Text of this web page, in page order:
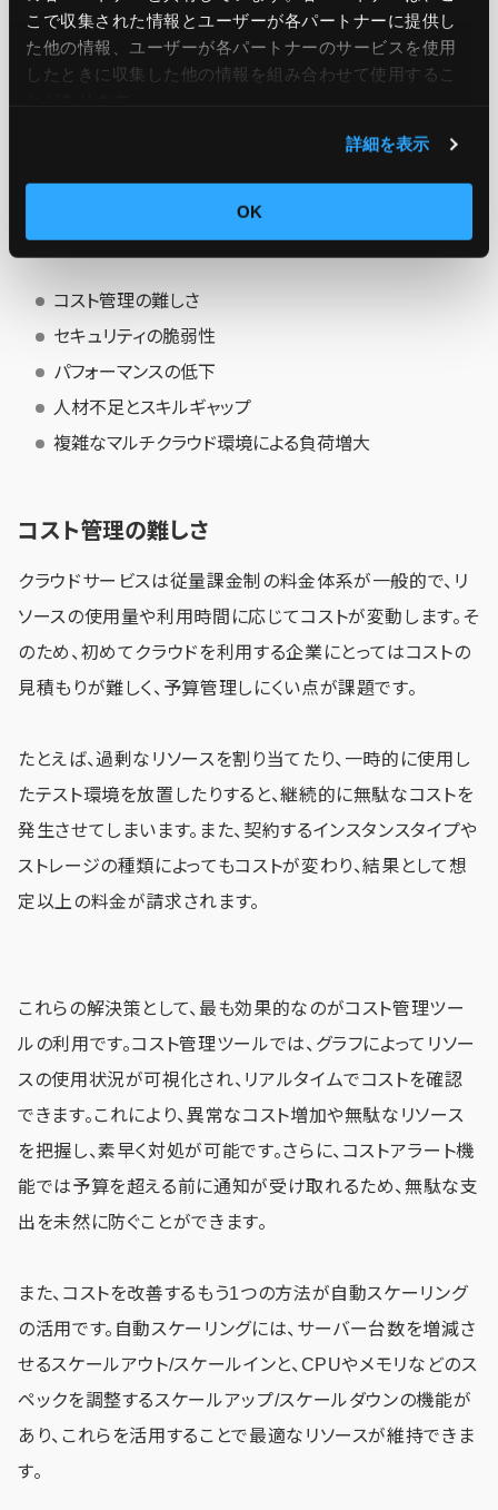
こで収集された情報とユーザーが各パートナーに提供し
た他の情報、ユーザーが各パートナーのサービスを使用
したときに収集した他の情報を組み合わせて使用​​するこ
詳細を表示
OK
クラウド運用はメリットが多い一方で、実際に導入してみる
コスト管理の難しさ
セキュリティの脆弱性
パフォーマンスの低下
人材不足とスキルギャップ
複雑なマルチクラウド環境による負荷増大
コスト管理の難しさ
クラウドサービスは従量課金制の料金体系が一般的で、リ
ソースの使用量や利用時間に応じてコストが変動します。そ
のため、初めてクラウドを利用する企業にとってはコストの
見積もりが難しく、予算管理しにくい点が課題です。
たとえば、過剰なリソースを割り当てたり、一時的に使用し
たテスト環境を放置したりすると、継続的に無駄なコストを
発生させてしまいます。また、契約するインスタンスタイプや
ストレージの種類によってもコストが変わり、結果として想
定以上の料金が請求されます。
これらの解決策として、最も効果的なのがコスト管理ツー
ルの利用です。コスト管理ツールでは、グラフによってリソー
スの使用状況が可視化され、リアルタイムでコストを確認
できます。これにより、異常なコスト増加や無駄なリソース
を把握し、素早く対処が可能です。さらに、コストアラート機
能では予算を超える前に通知が受け取れるため、無駄な支
出を未然に防ぐことができます。
また、コストを改善するもう1つの方法が自動スケーリング
の活用です。自動スケーリングには、サーバー台数を増減さ
せるスケールアウト/スケールインと、CPUやメモリなどのス
ペックを調整するスケールアップ/スケールダウンの機能が
あり、これらを活用することで最適なリソースが維持できま
す。